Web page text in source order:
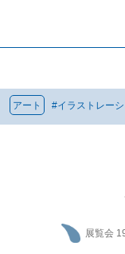
アート #イラストレー
展覧会